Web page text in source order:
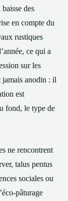
des
en compte du
rustiques
ce qui a
sur les
jamais anodin : il
est
fond, le type de
ne rencontrent
talus pentus
sociales ou
pâturage